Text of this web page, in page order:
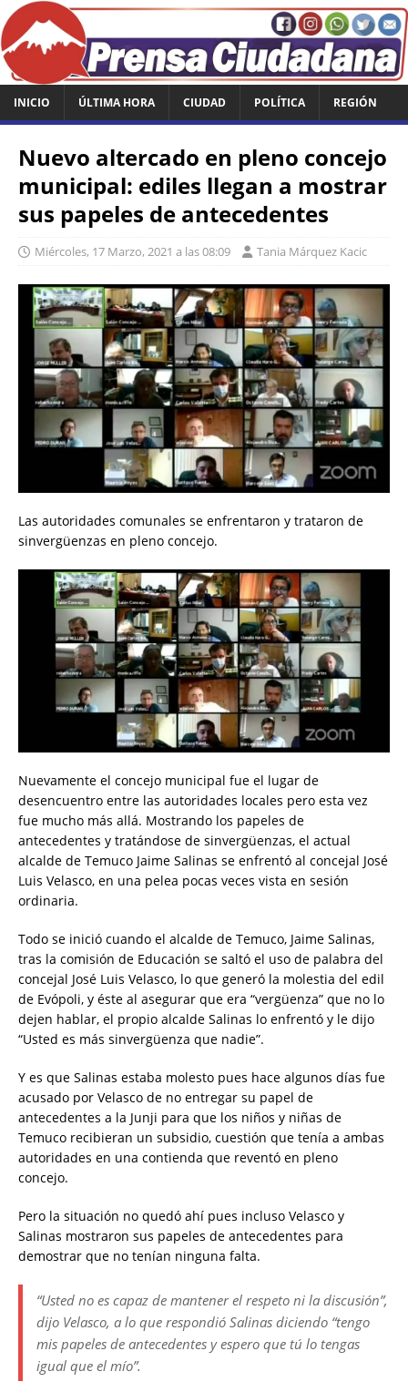
INICIO ÚLTIMA HORA CIUDAD POLÍTICA REGIÓN
Nuevo altercado en pleno concejo
municipal: ediles llegan a mostrar
sus papeles de antecedentes
Miércoles, 17 Marzo, 2021 a las 08:09 Tania Márquez Kacic
Las autoridades comunales se enfrentaron y trataron de
sinvergüenzas en pleno concejo.
Nuevamente el concejo municipal fue el lugar de
desencuentro entre las autoridades locales pero esta vez
fue mucho más allá. Mostrando los papeles de
antecedentes y tratándose de sinvergüenzas, el actual
alcalde de Temuco Jaime Salinas se enfrentó al concejal José
Luis Velasco, en una pelea pocas veces vista en sesión
ordinaria.
Todo se inició cuando el alcalde de Temuco, Jaime Salinas,
tras la comisión de Educación se saltó el uso de palabra del
concejal José Luis Velasco, lo que generó la molestia del edil
de Evópoli, y éste al asegurar que era “vergüenza” que no lo
dejen hablar, el propio alcalde Salinas lo enfrentó y le dijo
“Usted es más sinvergüenza que nadie”.
Y es que Salinas estaba molesto pues hace algunos días fue
acusado por Velasco de no entregar su papel de
antecedentes a la Junji para que los niños y niñas de
Temuco recibieran un subsidio, cuestión que tenía a ambas
autoridades en una contienda que reventó en pleno
concejo.
Pero la situación no quedó ahí pues incluso Velasco y
Salinas mostraron sus papeles de antecedentes para
demostrar que no tenían ninguna falta.
“Usted no es capaz de mantener el respeto ni la discusión”,
dijo Velasco, a lo que respondió Salinas diciendo “tengo
mis papeles de antecedentes y espero que tú lo tengas
igual que el mío”.